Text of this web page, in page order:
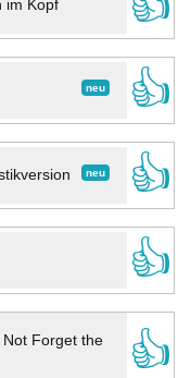
im Kopf
neu
👍
neu
👍
👍
Not Forget the
👍